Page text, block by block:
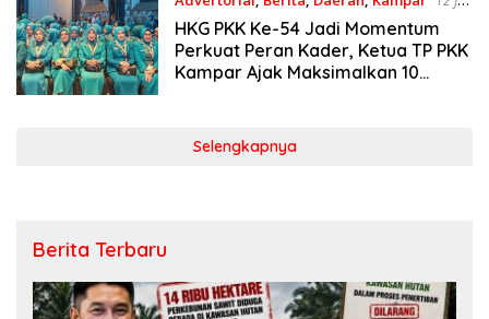
2026
HKG PKK Ke-54 Jadi Momentum
Perkuat Peran Kader, Ketua TP PKK
Kampar Ajak Maksimalkan 10
Selengkapnya
Berita Terbaru